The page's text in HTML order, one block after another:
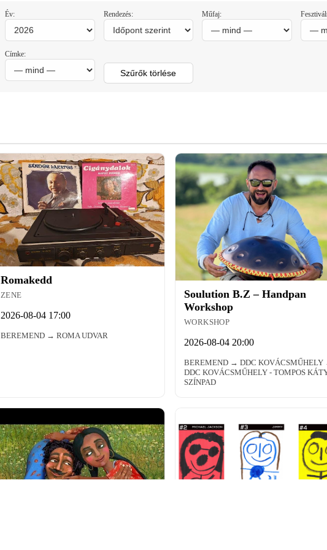
Év: Rendezés: Műfaj:
Címke:
Szűrők törlése
Romakedd
ZENE
2026-08-04 17:00
BEREMEND → ROMA UDVAR
Soulution B.Z – Handpan
Workshop
WORKSHOP
2026-08-04 20:00
BEREMEND → DDC KOVÁCSMŰHELY
DDC KOVÁCSMŰHELY - TOMPOS
SZÍNPAD